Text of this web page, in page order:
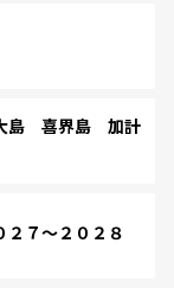
島 喜界島 加計
７～２０２８